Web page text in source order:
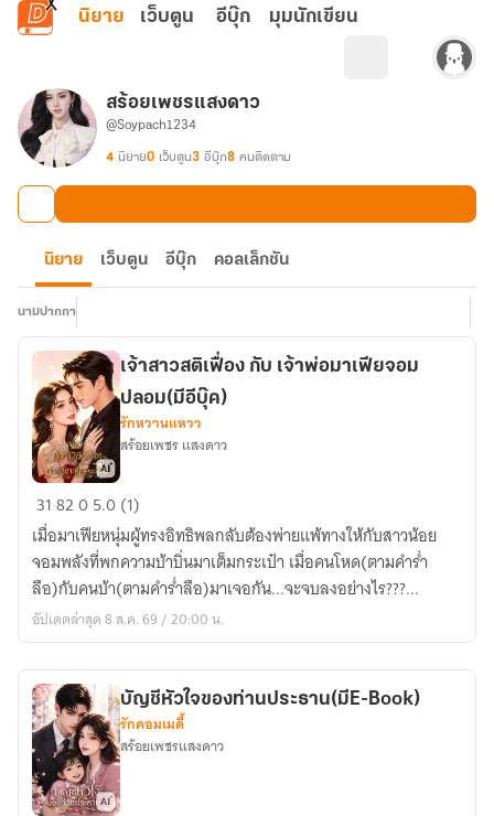
ข้ามไปยังเนื้อหาหลัก
นิยาย เว็บตูน อีบุ๊ก มุมนักเขียน
สร้อยเพชรแสงดาว
@Soypach1234
4 นิยาย0 เว็บตูน3 อีบุ๊ก8 คนติดตาม
นิยาย เว็บตูน อีบุ๊ก คอลเล็กชัน
นามปากกา
เจ้า
สาว
สติ
เฟื่อง
กับ
เจ้า
มาเฟีย
จอม
ปลอม(มี
อี
บุ๊ค)
เจ้าสาวสติเฟื่อง กับ เจ้าพ่อมาเฟียจอม
ปลอม(มีอีบุ๊ค)
รักหวานแหวว
สร้อยเพชร แสงดาว
318205.0 (1)
เมื่อมาเฟียหนุ่มผู้ทรงอิทธิพลกลับต้องพ่ายแพ้ทางให้กับสาวน้อย
จอมพลังที่พกความบ้าบิ่นมาเต็มกระเป๋า เมื่อคนโหด(ตามคำร่ำ
ลือ)กับคนบ้า(ตามคำร่ำลือ)มาเจอกัน...จะจบลงอย่างไร???...
อัปเดตล่าสุด 8 ส.ค. 69 / 20:00 น.
บัญชีหัวใจของท่านประธาน(มีE-Book)
รักคอมเมดี้
สร้อยเพชรแสงดาว